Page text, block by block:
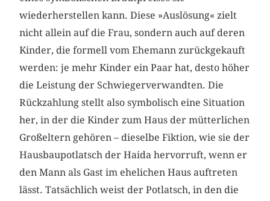
wiederherstellen kann. Diese »Auslösung« zielt
nicht allein auf die Frau, sondern auch auf deren
Kinder, die formell vom Ehemann zurückgekauft
werden: je mehr Kinder ein Paar hat, desto höher
die Leistung der Schwiegerverwandten. Die
Rückzahlung stellt also symbolisch eine Situation
her, in der die Kinder zum Haus der mütterlichen
Großeltern gehören – dieselbe Fiktion, wie sie der
Hausbaupotlatsch der Haida hervorruft, wenn er
den Mann als Gast im ehelichen Haus auftreten
lässt. Tatsächlich weist der Potlatsch, in den die